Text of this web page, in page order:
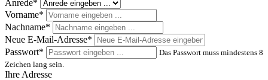
Anrede*
Vorname*
Nachname*
Neue E-Mail-Adresse*
Passwort*
Das Passwort muss mindestens 8
Zeichen lang sein.
Ihre Adresse